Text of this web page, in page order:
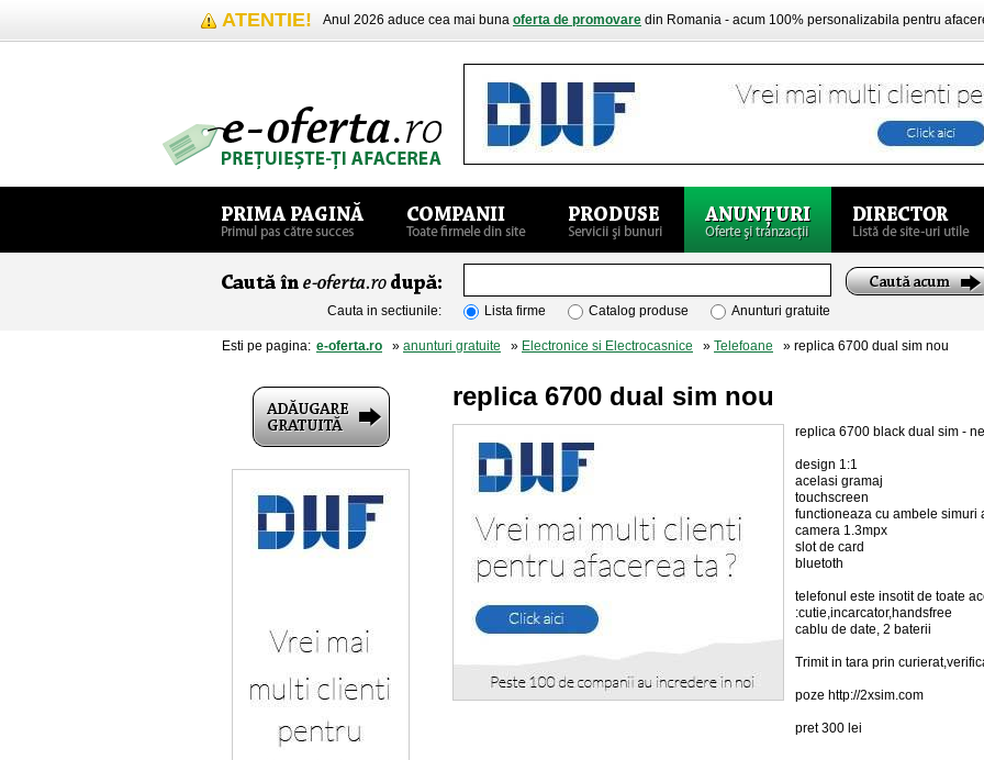
ATENTIE! Anul 2026 aduce cea mai buna oferta de promovare din Romania - acum 100% personalizabila pentru
Cauta in sectiunile: Lista firme Catalog produse Anunturi gratuite
Esti pe pagina: e-oferta.ro » anunturi gratuite » Electronice si Electrocasnice » Telefoane » replica 6700 dual sim nou
replica 6700 dual sim nou
replica 6700 black dual sim -
design 1:1
acelasi gramaj
touchscreen
functioneaza cu ambele simuri
camera 1.3mpx
slot de card
bluetoth
telefonul este insotit de toate
:cutie,incarcator,handsfree
cablu de date, 2 baterii
Trimit in tara prin
poze http://2xsim.com
pret 300 lei